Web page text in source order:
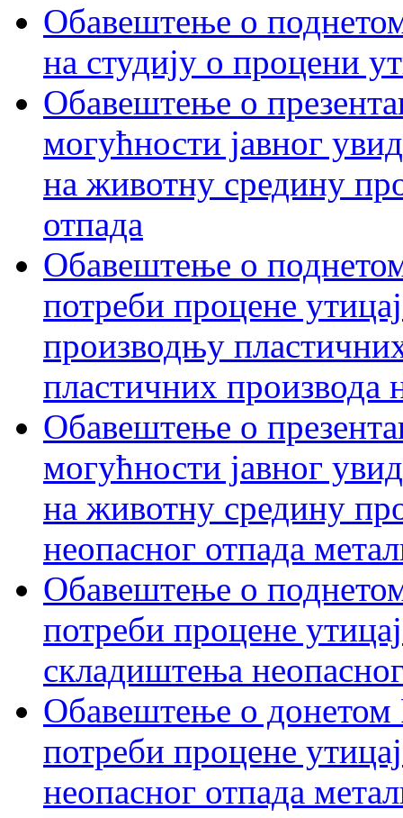
Обавештење о поднетом
на студију о процени
Обавештење о
могућности јавног
на животну средину
отпада
Обавештење о
потреби процене
производњу
пластичних производа
Обавештење о
могућности јавног
на животну средину
неопасног отпада
Обавештење о
потреби процене
складиштења
Обавештење о
потреби процене
неопасног отпада